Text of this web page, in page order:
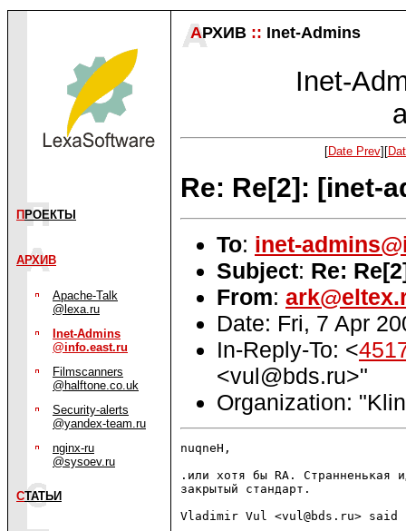
П РОЕКТЫ
АРХИВ
Apache-Talk
@lexa.ru
Inet-Admins
@info.east.ru
Filmscanners
@halftone.co.uk
Security-alerts
@yandex-team.ru
nginx-ru
@sysoev.ru
СТАТЬИ
АРХИВ :: Inet-Admins
Inet-
[Date Prev][
Re: Re[2]: [inet-
To: inet-
Subject: Re:
From:
Date: Fri, 7 Apr
In-Reply-To: <
<vul@bds.ru>"
Organization:
nuqneH,
.или хотя бы RA. Странненькая
закрытый стандарт.
Vladimir Vul <vul@bds.ru> said